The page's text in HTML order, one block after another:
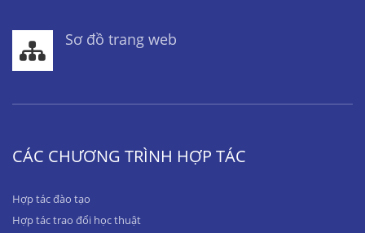
Sơ đồ trang web
CÁC CHƯƠNG TRÌNH HỢP TÁC
Hợp tác đào tạo
Hợp tác trao đổi học thuật